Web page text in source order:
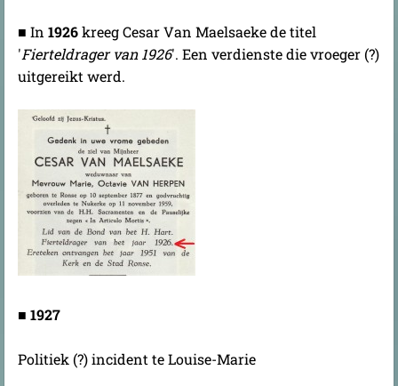
■ In 1926kreeg Cesar Van Maelsaeke de titel
'Fierteldrager van 1926'. Een verdienste die vroeger (?)
uitgereikt werd.
■ 1927
Politiek (?) incident te Louise-Marie